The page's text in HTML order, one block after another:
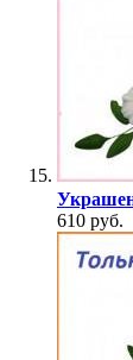
610 руб.